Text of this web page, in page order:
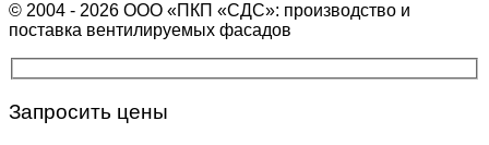
© 2004 - 2026 ООО «ПКП «СДС»: производство и
поставка вентилируемых фасадов
Запросить цены